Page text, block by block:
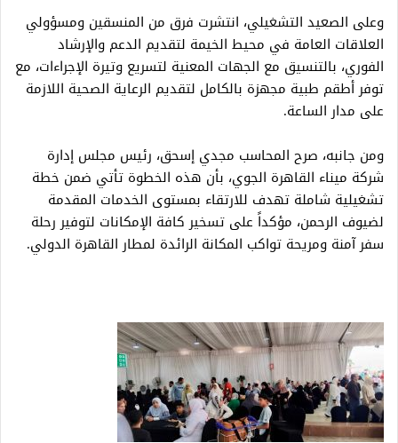
وعلى الصعيد التشغيلي، انتشرت فرق من المنسقين ومسؤولي
العلاقات العامة في محيط الخيمة لتقديم الدعم والإرشاد
الفوري، بالتنسيق مع الجهات المعنية لتسريع وتيرة الإجراءات، مع
توفر أطقم طبية مجهزة بالكامل لتقديم الرعاية الصحية اللازمة
على مدار الساعة.
ومن جانبه، صرح المحاسب مجدي إسحق، رئيس مجلس إدارة
شركة ميناء القاهرة الجوي، بأن هذه الخطوة تأتي ضمن خطة
تشغيلية شاملة تهدف للارتقاء بمستوى الخدمات المقدمة
لضيوف الرحمن، مؤكداً على تسخير كافة الإمكانات لتوفير رحلة
سفر آمنة ومريحة تواكب المكانة الرائدة لمطار القاهرة الدولي.